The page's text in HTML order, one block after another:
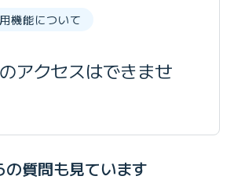
機能について
アクセスはできませ
質問も見ています